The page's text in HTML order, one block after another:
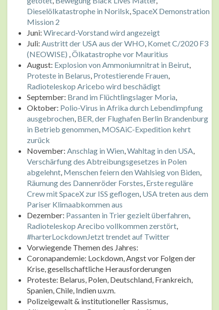
Dieselölkatastrophe in Norilsk SpaceX Demonstration
Mission 2
Juni: Wirecard-Vorstand wird angezeigt
Juli: Austritt der USA aus der WHO Komet C/2020 F3
(NEOWISE) Ölkatastrophe vor Mauritius
August: Explosion von Ammoniumnitrat in Beirut
Proteste in Belarus Protestierende Frauen
Radioteleskop Aricebo wird beschädigt
September: Brand im Flüchtlingslager Moria
Oktober: Polio-Virus in Afrika durch Lebendimpfung
ausgebrochen BER, der Flughafen Berlin Brandenburg
in Betrieb genommen MOSAiC-Expedition kehrt
zurück
November: Anschlag in Wien Wahltag in den USA
Verschärfung des Abtreibungsgesetzes in Polen
abgelehnt Menschen feiern den Wahlsieg von Biden
Räumung des Dannenröder Forstes Erste reguläre
Crew mit SpaceX zur ISS geflogen USA treten aus dem
Pariser Klimaabkommen aus
Dezember: Passanten in Trier gezielt überfahren
Radioteleskop Arecibo vollkommen zerstört
#harterLockdownJetzt trendet auf Twitter
Vorwiegende Themen des Jahres:
Coronapandemie: Lockdown, Angst vor Folgen der
Krise, gesellschaftliche Herausforderungen
Proteste: Belarus, Polen, Deutschland, Frankreich,
Spanien, Chile, Indien u.v.m.
Polizeigewalt & institutioneller Rassismus,